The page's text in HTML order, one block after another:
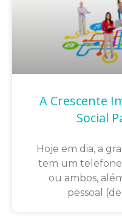
A Crescente
Social
Hoje em dia, a
tem um
ou ambos,
pessoal